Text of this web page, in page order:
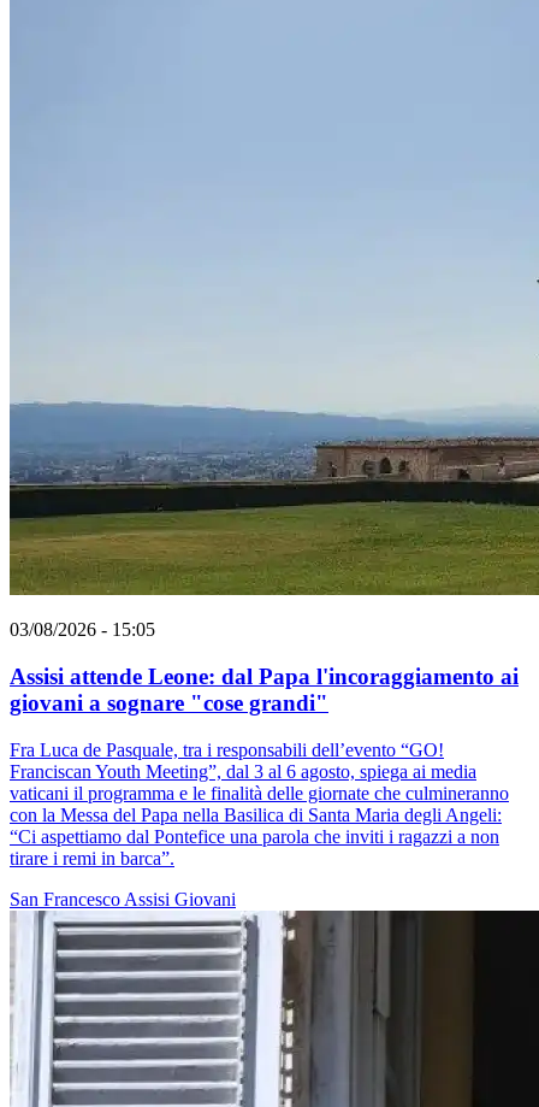
03/08/2026 - 15:05
Assisi attende Leone: dal Papa l'incoraggiamento ai
giovani a sognare "cose grandi"
Fra Luca de Pasquale, tra i responsabili dell’evento “GO!
Franciscan Youth Meeting”, dal 3 al 6 agosto, spiega ai media
vaticani il programma e le finalità delle giornate che culmineranno
con la Messa del Papa nella Basilica di Santa Maria degli Angeli:
“Ci aspettiamo dal Pontefice una parola che inviti i ragazzi a non
tirare i remi in barca”.
San Francesco Assisi Giovani